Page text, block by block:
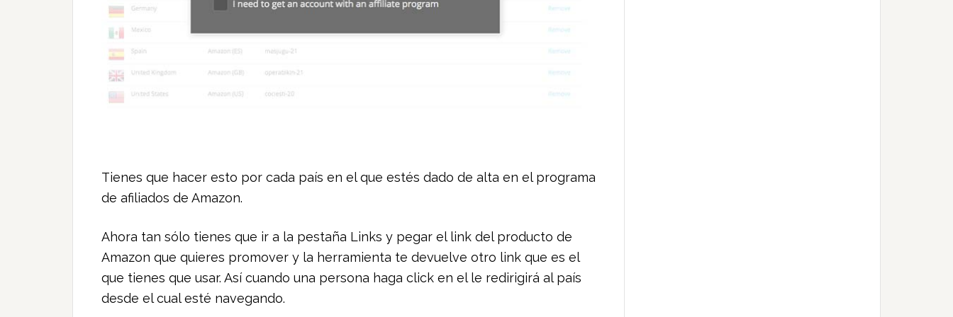
Tienes que hacer esto por cada país en el que estés dado de alta en el programa
de afiliados de Amazon.
Ahora tan sólo tienes que ir a la pestaña Links y pegar el link del producto de
Amazon que quieres promover y la herramienta te devuelve otro link que es el
que tienes que usar. Así cuando una persona haga click en el le redirigirá al país
desde el cual esté navegando.